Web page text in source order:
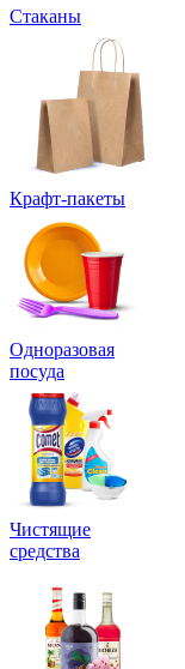
Стаканы
Крафт-пакеты
Одноразовая
посуда
Чистящие
средства